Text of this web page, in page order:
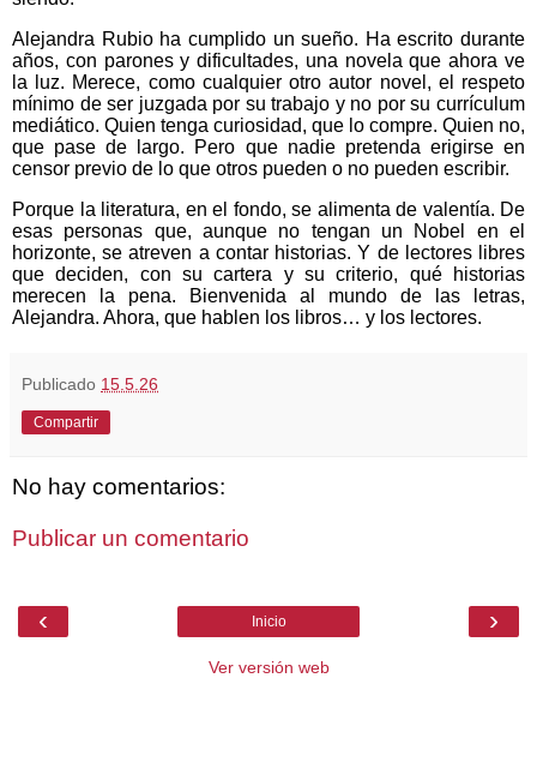
Alejandra Rubio ha cumplido un sueño. Ha escrito durante
años, con parones y dificultades, una novela que ahora ve
la luz. Merece, como cualquier otro autor novel, el respeto
mínimo de ser juzgada por su trabajo y no por su currículum
mediático. Quien tenga curiosidad, que lo compre. Quien no,
que pase de largo. Pero que nadie pretenda erigirse en
censor previo de lo que otros pueden o no pueden escribir.
Porque la literatura, en el fondo, se alimenta de valentía. De
esas personas que, aunque no tengan un Nobel en el
horizonte, se atreven a contar historias. Y de lectores libres
que deciden, con su cartera y su criterio, qué historias
merecen la pena. Bienvenida al mundo de las letras,
Alejandra. Ahora, que hablen los libros… y los lectores.
Publicado 15.5.26
Compartir
No hay comentarios:
Publicar un comentario
‹ ›
Inicio
Ver versión web